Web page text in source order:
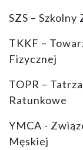
SZS –
TKKF –
Fizycznej
TOPR –
Ratunkowe
YMCA -
Męskiej